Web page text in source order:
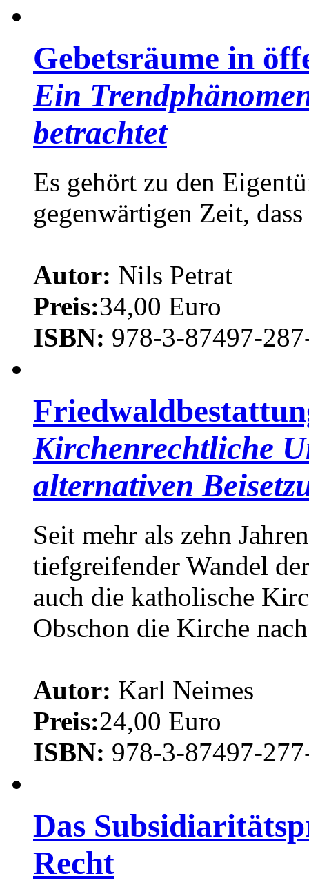
Gebetsräume in
Ein
betrachtet
Es gehört zu den
gegenwärtigen Zeit,
Autor: Nils Petrat
Preis:34,00 Euro
ISBN: 978-3-87497-
Kirchenrechtliche
alternativen
Seit mehr als zehn
tiefgreifender Wandel
auch die katholische
Obschon die Kirche
Autor: Karl Neimes
Preis:24,00 Euro
ISBN: 978-3-87497-
Das
Recht